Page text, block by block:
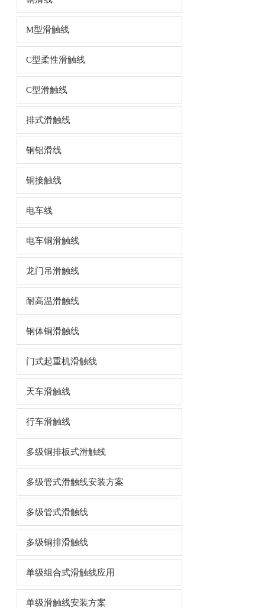
M型滑触线
C型柔性滑触线
C型滑触线
排式滑触线
钢铝滑线
铜接触线
电车线
电车铜滑触线
龙门吊滑触线
耐高温滑触线
钢体铜滑触线
门式起重机滑触线
天车滑触线
行车滑触线
多级铜排板式滑触线
多级管式滑触线安装方案
多级管式滑触线
多级铜排滑触线
单级组合式滑触线应用
单级滑触线安装方案